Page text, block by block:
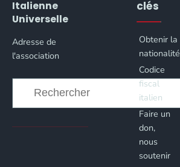
Italienne
Universelle
Adresse de
l'association
résultat
clés
Obtenir la
nationalité
Codice
fiscal
italien
Faire un
don,
nous
soutenir